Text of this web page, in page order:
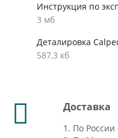
Инструкция по
3 мб
Деталировка
587,3 кб
Доставка
1. По